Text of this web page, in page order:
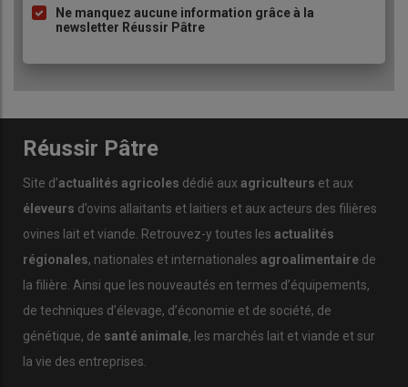
Ne manquez aucune information grâce à la
newsletter Réussir Pâtre
Réussir Pâtre
Site d’actualités agricoles dédié aux agriculteurs et aux
éleveurs d’ovins allaitants et laitiers et aux acteurs des filières
ovines lait et viande. Retrouvez-y toutes les actualités
régionales, nationales et internationales agroalimentaire de
la filière. Ainsi que les nouveautés en termes d’équipements,
de techniques d’élevage, d’économie et de société, de
génétique, de santé animale, les marchés lait et viande et sur
la vie des entreprises.